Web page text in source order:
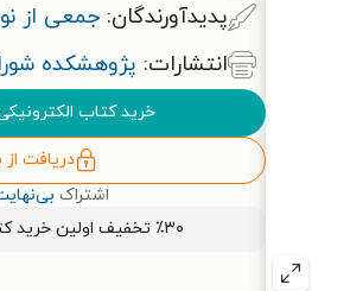
پدیدآورندگان: جمعی از
انتشارات: پژوهشکده
خرید کتاب
دریافت
اشتراک
٪۳۰ تخفیف اولین خرید کتاب با کد